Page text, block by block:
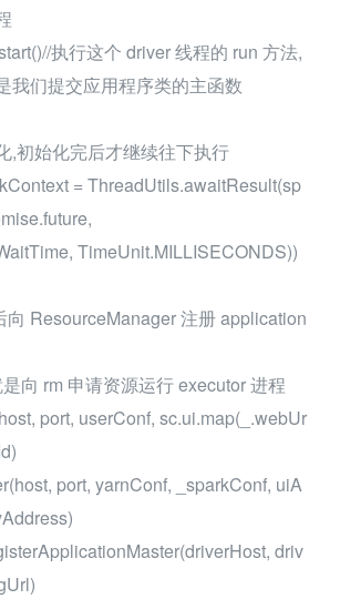
执行这个 driver 线程的 run 方法,
我们提交应用程序类的主函数
,初始化完后才继续往下执行
= ThreadUtils.awaitResult(sp
TimeUnit.MILLISECONDS))
向 ResourceManager 注册 application
向 rm 申请资源运行 executor 进程
port, userConf, sc.ui.map(_.webUr
port, yarnConf, _sparkConf, uiA
driv